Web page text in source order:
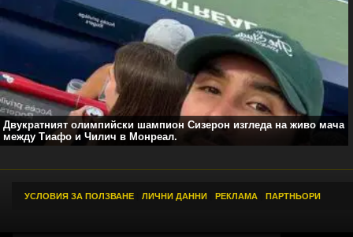
Двукратният олимпийски шампион Сизерон изгледа на живо мача
между Тиафо и Чилич в Монреал.
УСЛОВИЯ ЗА ПОЛЗВАНЕ ЛИЧНИ ДАННИ РЕКЛАМА ПАРТНЬОРИ